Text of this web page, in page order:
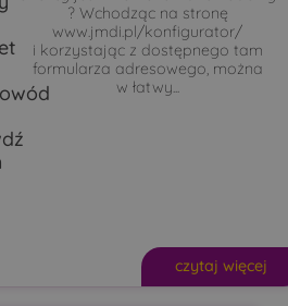
? Wchodząc na stronę
www.jmdi.pl/konfigurator/
i korzystając z dostępnego tam
formularza adresowego, można
w łatwy...
czytaj więcej